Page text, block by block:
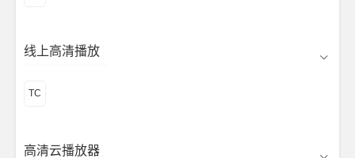
线上高清播放
TC
高清云播放器